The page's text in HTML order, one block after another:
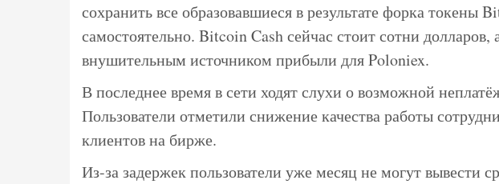
сохранить все образовавшиеся в результате форка токены
самостоятельно. Bitcoin Cash сейчас стоит сотни долларов,
внушительным источником прибыли для Poloniex.
В последнее время в сети ходят слухи о возможной
Пользователи отметили снижение качества работы
клиентов на бирже.
Из-за задержек пользователи уже месяц не могут вывести